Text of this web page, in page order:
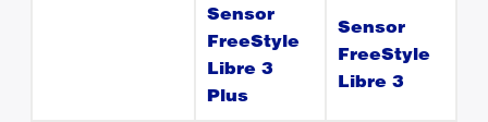
Sensor
FreeStyle
Libre 3
Plus
Sensor
FreeStyle
Libre 3